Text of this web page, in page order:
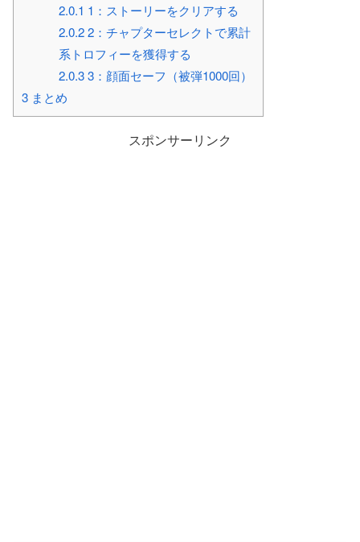
2.0.1 1：ストーリーをクリアする
2.0.22：チャプターセレクトで累計
系トロフィーを獲得する
2.0.33：顔面セーフ（被弾1000回）
3 まとめ
スポンサーリンク